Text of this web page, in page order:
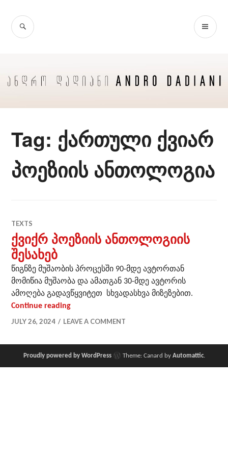
content
SEARCH
Tag: ქართული ქვიარ
პოეზიის ანთოლოგია
TEXTS
ქვიქრ პოეზიის ანთოლოგიის
შესახებ
წიგნზე მუშაობის პროცესში 90-მდე ავტორთან
მომიწია მუშაობა და ამათგან 30-მდე ავტორის
ამოღება გადავწყვიტეთ სხვადასხვა მიზეზებით.
Continue readingქვიქრ პოეზიის ანთოლოგიის შესახებ
JULY 26, 2024
LEAVE A COMMENT
Proudly powered by WordPress Theme: Canard by Automattic.